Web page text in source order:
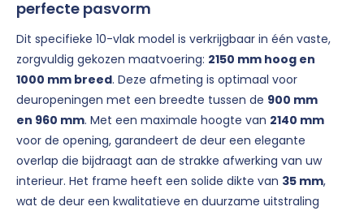
perfecte pasvorm
Dit specifieke 10-vlak model is verkrijgbaar in één vaste,
zorgvuldig gekozen maatvoering: 2150 mm hoog en
1000 mm breed. Deze afmeting is optimaal voor
deuropeningen met een breedte tussen de 900 mm
en 960 mm. Met een maximale hoogte van 2140 mm
voor de opening, garandeert de deur een elegante
overlap die bijdraagt aan de strakke afwerking van uw
interieur. Het frame heeft een solide dikte van 35 mm,
wat de deur een kwalitatieve en duurzame uitstraling